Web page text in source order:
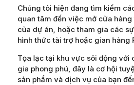
Chúng tôi hiện đang tìm kiếm
quan tâm đến việc mở cửa
của dự án, hoặc tham gia các
hình thức tài trợ hoặc gian hàng
Tọa lạc tại khu vực sôi động với
gia phong phú, đây là cơ hội
sản phẩm và dịch vụ của bạn